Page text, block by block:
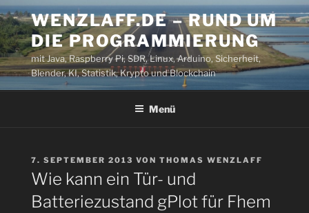
Zum
Inhalt
springen
WENZLAFF.DE – RUND UM
DIE PROGRAMMIERUNG
mit Java, Raspberry Pi, SDR, Linux, Arduino, Sicherheit,
Blender, KI, Statistik, Krypto und Blockchain
Menü
VERÖFFENTLICHT
AM
7. SEPTEMBER 2013 VON THOMAS WENZLAFF
Wie kann ein Tür- und
Batteriezustand gPlot für Fhem